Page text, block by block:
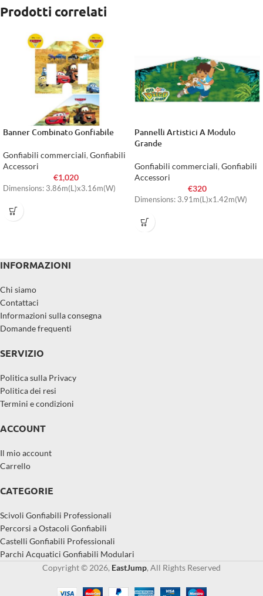
Prodotti correlati
Banner Combinato Gonfiabile
Gonfiabili commerciali, Gonfiabili
Accessori
€1,020
Dimensions: 3.86m(L)x3.16m(W)
Pannelli Artistici A Modulo
Grande
Gonfiabili commerciali, Gonfiabili
Accessori
€320
Dimensions: 3.91m(L)x1.42m(W)
INFORMAZIONI
Chi siamo
Contattaci
Informazioni sulla consegna
Domande frequenti
SERVIZIO
Politica sulla Privacy
Politica dei resi
Termini e condizioni
ACCOUNT
Il mio account
Carrello
CATEGORIE
Scivoli Gonfiabili Professionali
Percorsi a Ostacoli Gonfiabili
Castelli Gonfiabili Professionali
Parchi Acquatici Gonfiabili Modulari
Copyright © 2026, EastJump, All Rights Reserved